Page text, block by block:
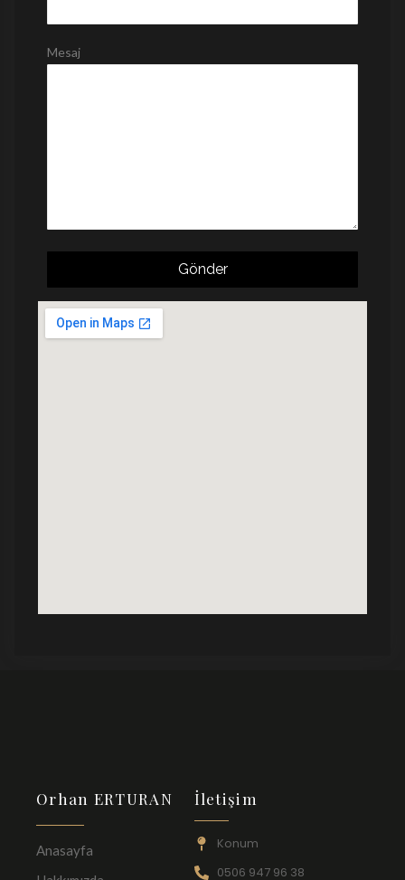
Mesaj
Gönder
Orhan ERTURAN
Anasayfa
İletişim
Konum
0506 947 96 38